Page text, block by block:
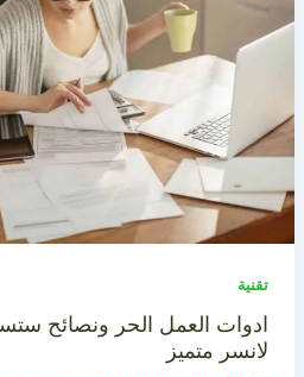
تقنية
ادوات العمل الحر ونصائح
لانسر متميز